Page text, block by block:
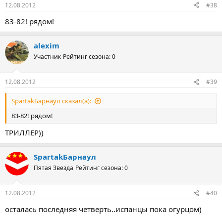
12.08.2012 #38
83-82! рядом!
alexim
Участник Рейтинг сезона: 0
12.08.2012 #39
SpartakБарнаул сказал(а):
83-82! рядом!
ТРИЛЛЕР))
SpartakБарнаул
Пятая Звезда Рейтинг сезона: 0
12.08.2012 #40
осталась последняя четверть..испанцы пока огурцом)